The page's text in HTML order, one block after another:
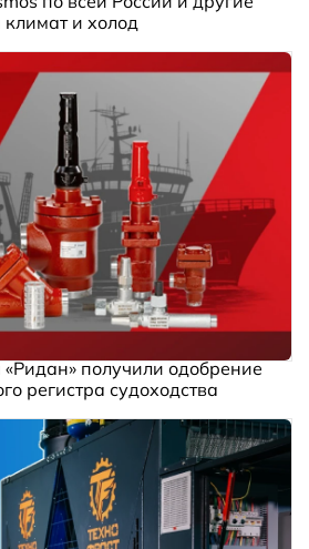
и холод
получили одобрение
регистра судоходства